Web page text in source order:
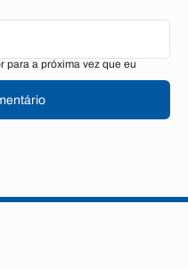
para a próxima vez que eu